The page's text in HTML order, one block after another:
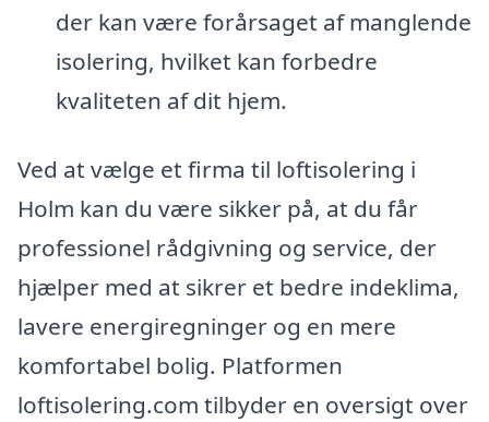
der kan være forårsaget af manglende
isolering, hvilket kan forbedre
kvaliteten af dit hjem.
Ved at vælge et firma til loftisolering i
Holm kan du være sikker på, at du får
professionel rådgivning og service, der
hjælper med at sikrer et bedre indeklima,
lavere energiregninger og en mere
komfortabel bolig. Platformen
loftisolering.com tilbyder en oversigt over